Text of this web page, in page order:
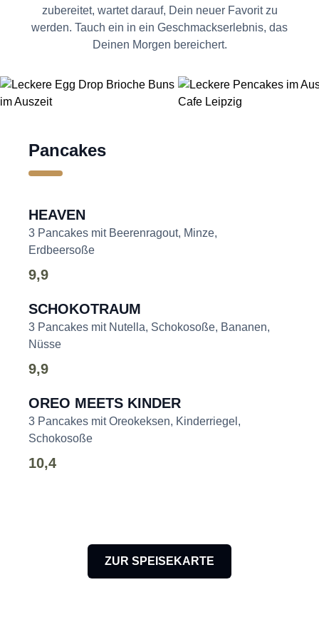
zubereitet, wartet darauf, Dein neuer Favorit zu
werden. Tauch ein in ein Geschmackserlebnis, das
Deinen Morgen bereichert.
Pancakes
HEAVEN
3 Pancakes mit Beerenragout, Minze,
Erdbeersoße
9,9
SCHOKOTRAUM
3 Pancakes mit Nutella, Schokosoße, Bananen,
Nüsse
9,9
OREO MEETS KINDER
3 Pancakes mit Oreokeksen, Kinderriegel,
Schokosoße
10,4
ZUR SPEISEKARTE